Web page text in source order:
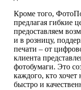
Кроме того,
предлагая гибкие
предоставляем
и в розницу,
печати – от
клиента
фотобумаги. Это
каждого, кто хочет
быстро и